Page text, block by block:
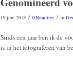
19 juni 2018 / 0 Reacties / in
Sinds een jaar ben ik de
is in het fotograferen van